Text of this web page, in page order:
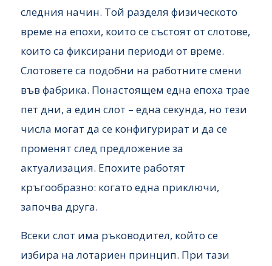
следния начин. Той разделя физическото
време на епохи, които се състоят от слотове,
които са фиксирани периоди от време.
Слотовете са подобни на работните смени
във фабрика. Понастоящем една епоха трае
пет дни, а един слот – една секунда, но тези
числа могат да се конфигурират и да се
променят след предложение за
актуализация. Епохите работят
кръгообразно: когато една приключи,
започва друга.
Всеки слот има ръководител, който се
избира на лотариен принцип. При тази